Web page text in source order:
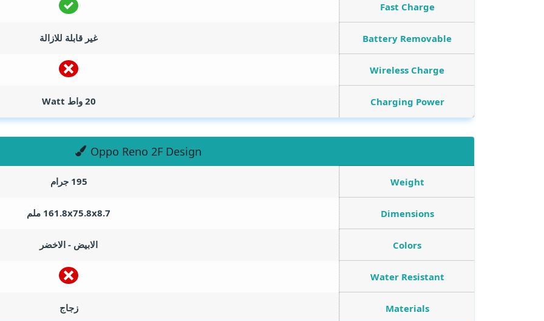
Fast Charge
Battery Removable غير قابلة للازالة
Wireless Charge
Charging Power 20 واط Watt
Oppo Reno 2F Design
Weight 195 جرام
Dimensions 161.8x75.8x8.7 ملم
Colors الابيض - الاخضر
Water Resistant
Materials زجاج